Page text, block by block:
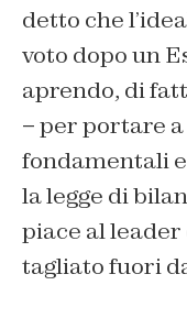
detto che
voto dopo un
aprendo, di
–per portare
fondamentali
la legge di
piace al
tagliato fuori